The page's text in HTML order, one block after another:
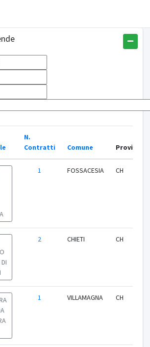
N.
Contratti
Comune Provincia
1 FOSSACESIA CH
2 CHIETI CH
1 VILLAMAGNA CH